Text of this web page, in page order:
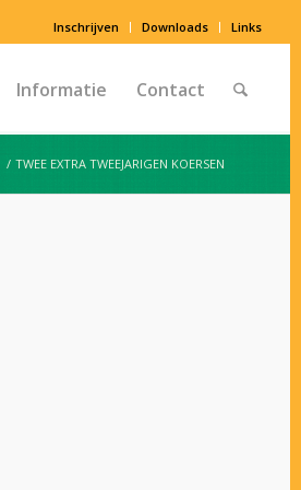
Inschrijven Downloads Links
Informatie Contact
/ TWEE EXTRA TWEEJARIGEN KOERSEN